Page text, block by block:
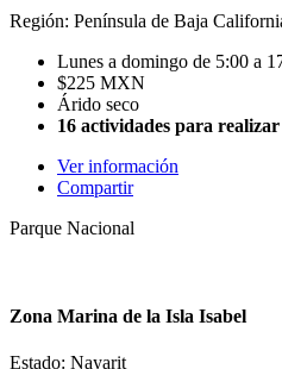
Región: Península de Baja
Lunes a domingo de 5:00 a
$225 MXN
Árido seco
16 actividades para realizar
Ver información
Compartir
Parque Nacional
Zona Marina de la Isla Isabel
Estado: Nayarit